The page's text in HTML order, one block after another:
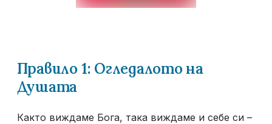
Правило 1: Огледалото на
Душата
Както виждаме Бога, така виждаме и себе си –